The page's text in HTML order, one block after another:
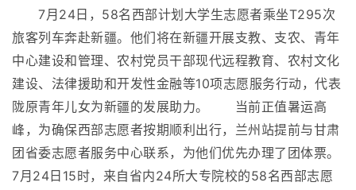
7月24日，58名西部计划大学生志愿者乘坐T295次
旅客列车奔赴新疆。他们将在新疆开展支教、支农、青年
中心建设和管理、农村党员干部现代远程教育、农村文化
建设、法律援助和开发性金融等10项志愿服务行动，代表
陇原青年儿女为新疆的发展助力。 当前正值暑运高
峰，为确保西部志愿者按期顺利出行，兰州站提前与甘肃
团省委志愿者服务中心联系，为他们优先办理了团体票。
7月24日15时，来自省内24所大专院校的58名西部志愿